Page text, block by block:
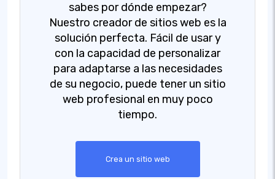
sabes por dónde empezar?
Nuestro creador de sitios web es la
solución perfecta. Fácil de usar y
con la capacidad de personalizar
para adaptarse a las necesidades
de su negocio, puede tener un sitio
web profesional en muy poco
tiempo.
Crea un sitio web